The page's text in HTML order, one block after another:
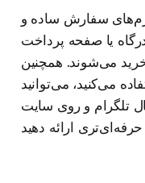
سفارش ساده و
یا صفحه پرداخت
می‌شوند. همچنین
می‌کنید، می‌توانید
تلگرام و روی سایت